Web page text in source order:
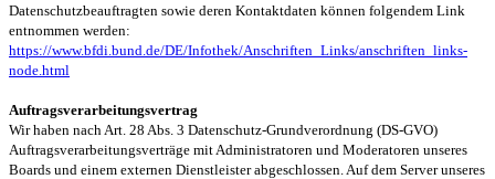
Datenschutzbeauftragten sowie deren Kontaktdaten können folgendem Link
entnommen werden:
https://www.bfdi.bund.de/DE/Infothek/Anschriften_Links/anschriften_links-
node.html
Auftragsverarbeitungsvertrag
Wir haben nach Art. 28 Abs. 3 Datenschutz-Grundverordnung (DS-GVO)
Auftragsverarbeitungsverträge mit Administratoren und Moderatoren unseres
Boards und einem externen Dienstleister abgeschlossen. Auf dem Server unseres